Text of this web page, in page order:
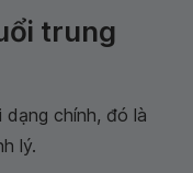
trung
dạng chính, đó là
lý.